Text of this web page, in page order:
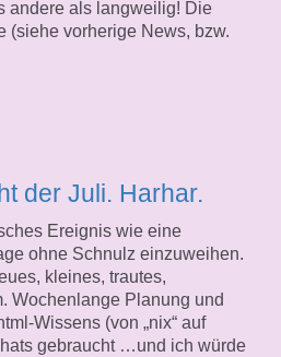
andere als langweilig! Die
(siehe vorherige News, bzw.
der Juli. Harhar.
Ereignis wie eine
ohne Schnulz einzuweihen.
kleines, trautes,
Wochenlange Planung und
Wissens (von „nix“ auf
hats gebraucht …und ich würde